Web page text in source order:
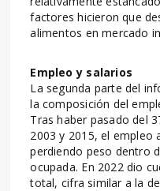
factores hicieron que
alimentos en mercado
Empleo y salarios
La segunda parte del
la composición del
Tras haber pasado del
2003 y 2015, el empleo
perdiendo peso dentro
ocupada. En 2022 dio
total, cifra similar a la